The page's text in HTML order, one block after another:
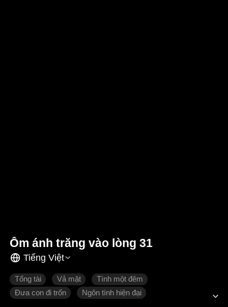
Ôm ánh trăng vào lòng 31
Tiếng Việt
Tổng tài Vả mặt
Tình một đêm
Đưa con đi trốn
Ngôn tình hiện đại